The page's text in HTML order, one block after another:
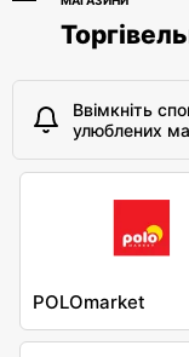
Ввімкніть
улюблених
POLOmarket